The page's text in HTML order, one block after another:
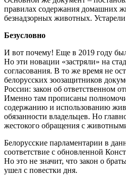
правилах содержания домашних
безнадзорных животных.
Безусловно
И вот почему! Еще в 2019 году
Но эти новации «застряли» на
согласования. В то же время не
белорусских зоозащитников
России: закон об ответственном
Именно там прописаны
содержанию и использованию
обязанности владельцев. Но
жестокого обращения с
Белорусские парламентарии в
соответствие с обновленной
Но это не значит, что закон о
ушел с повестки дня.